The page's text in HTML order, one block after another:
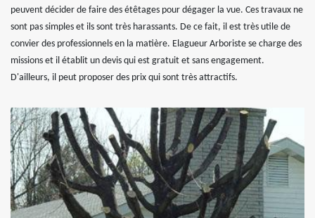
peuvent décider de faire des étêtages pour dégager la vue. Ces travaux ne
sont pas simples et ils sont très harassants. De ce fait, il est très utile de
convier des professionnels en la matière. Elagueur Arboriste se charge des
missions et il établit un devis qui est gratuit et sans engagement.
D'ailleurs, il peut proposer des prix qui sont très attractifs.